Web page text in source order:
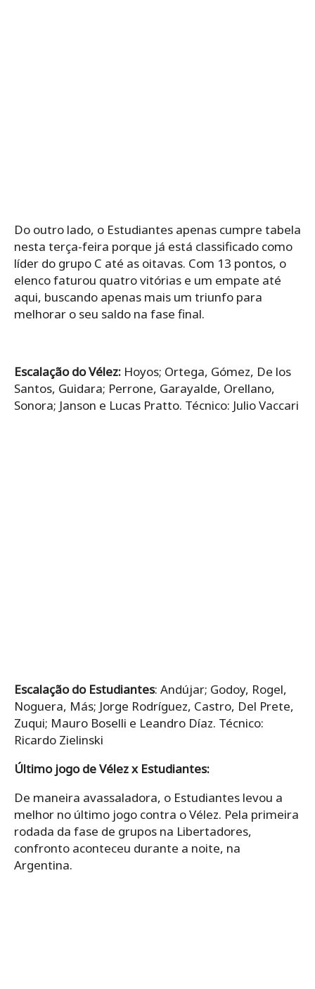
Do outro lado, o Estudiantes apenas cumpre tabela
nesta terça-feira porque já está classificado como
líder do grupo C até as oitavas. Com 13 pontos, o
elenco faturou quatro vitórias e um empate até
aqui, buscando apenas mais um triunfo para
melhorar o seu saldo na fase final.
Escalação do Vélez: Hoyos; Ortega, Gómez, De los
Santos, Guidara; Perrone, Garayalde, Orellano,
Sonora; Janson e Lucas Pratto. Técnico: Julio Vaccari
Escalação do Estudiantes: Andújar; Godoy, Rogel,
Noguera, Más; Jorge Rodríguez, Castro, Del Prete,
Zuqui; Mauro Boselli e Leandro Díaz. Técnico:
Ricardo Zielinski
Último jogo de Vélez x Estudiantes:
De maneira avassaladora, o Estudiantes levou a
melhor no último jogo contra o Vélez. Pela primeira
rodada da fase de grupos na Libertadores,
confronto aconteceu durante a noite, na
Argentina.